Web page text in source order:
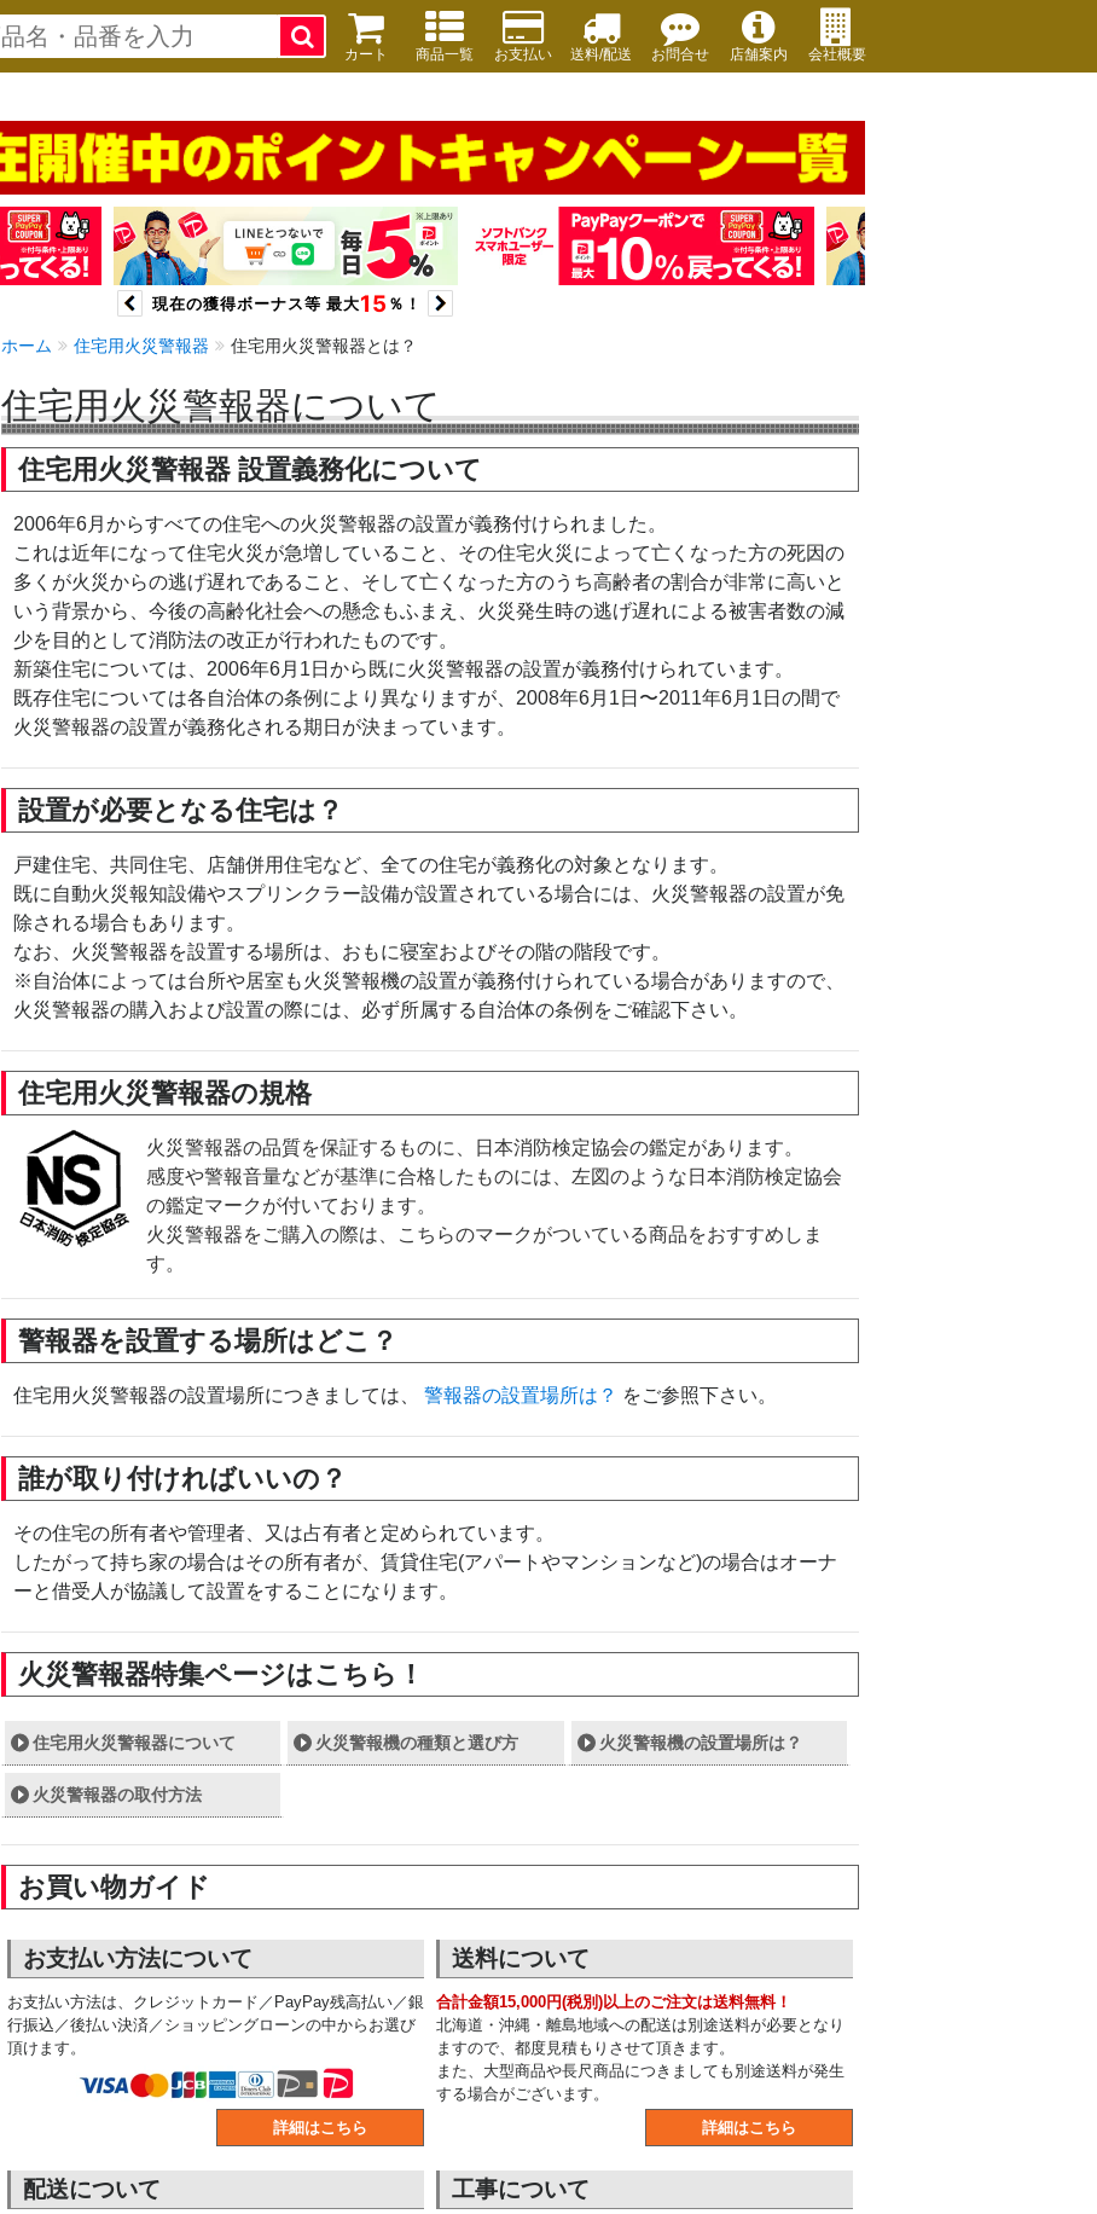
カート 商品一覧 お支払い 送料/配送 お問合せ 店舗案内 会社概要
ホーム 住宅用火災警報器 住宅用火災警報器とは？
住宅用火災警報器について
住宅用火災警報器 設置義務化について
2006年6月からすべての住宅への火災警報器の設置が義務付けられました。
これは近年になって住宅火災が急増していること、その住宅火災によって亡くなった方の死因の
多くが火災からの逃げ遅れであること、そして亡くなった方のうち高齢者の割合が非常に高いと
いう背景から、今後の高齢化社会への懸念もふまえ、火災発生時の逃げ遅れによる被害者数の減
少を目的として消防法の改正が行われたものです。
新築住宅については、2006年6月1日から既に火災警報器の設置が義務付けられています。
既存住宅については各自治体の条例により異なりますが、2008年6月1日〜2011年6月1日の間で
火災警報器の設置が義務化される期日が決まっています。
設置が必要となる住宅は？
戸建住宅、共同住宅、店舗併用住宅など、全ての住宅が義務化の対象となります。
既に自動火災報知設備やスプリンクラー設備が設置されている場合には、火災警報器の設置が免
除される場合もあります。
なお、火災警報器を設置する場所は、おもに寝室およびその階の階段です。
※自治体によっては台所や居室も火災警報機の設置が義務付けられている場合がありますので、
火災警報器の購入および設置の際には、必ず所属する自治体の条例をご確認下さい。
住宅用火災警報器の規格
火災警報器の品質を保証するものに、日本消防検定協会の鑑定があります。
感度や警報音量などが基準に合格したものには、左図のような日本消防検定協会
の鑑定マークが付いております。
火災警報器をご購入の際は、こちらのマークがついている商品をおすすめしま
す。
警報器を設置する場所はどこ？
住宅用火災警報器の設置場所につきましては、 警報器の設置場所は？ をご参照下さい。
誰が取り付ければいいの？
その住宅の所有者や管理者、又は占有者と定められています。
したがって持ち家の場合はその所有者が、賃貸住宅(アパートやマンションなど)の場合はオーナ
ーと借受人が協議して設置をすることになります。
火災警報器特集ページはこちら！
住宅用火災警報器について 火災警報機の種類と選び方 火災警報機の設置場所は？
火災警報器の取付方法
お買い物ガイド
お支払い方法について
お支払い方法は、クレジットカード／PayPay残高払い／銀
行振込／後払い決済／ショッピングローンの中からお選び
頂けます。
詳細はこちら
送料について
合計金額15,000円(税別)以上のご注文は送料無料！
北海道・沖縄・離島地域への配送は別途送料が必要となり
ますので、都度見積もりさせて頂きます。
また、大型商品や長尺商品につきましても別途送料が発生
する場合がございます。
詳細はこちら
配送について 工事について